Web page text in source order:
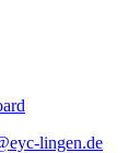
lingen.de